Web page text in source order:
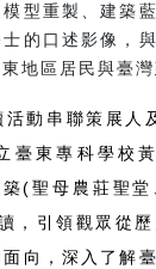
型重製、建築
的口述影像，
地區居民與臺灣
活動串聯策展人
臺東專科學校
(聖母農莊聖堂
，引領觀眾從
向，深入了解